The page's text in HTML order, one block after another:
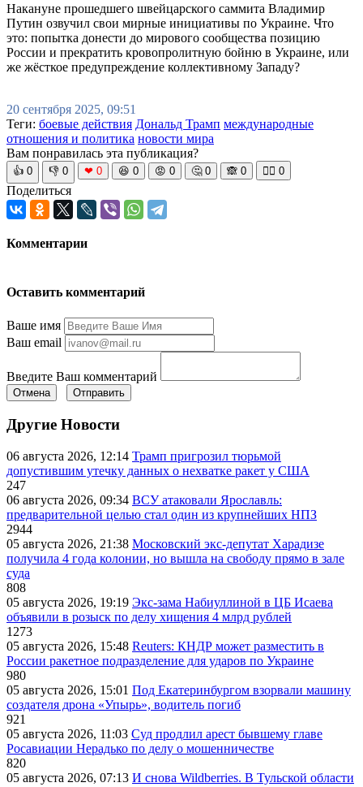
Накануне прошедшего швейцарского саммита Владимир
Путин озвучил свои мирные инициативы по Украине. Что
это: попытка донести до мирового сообщества позицию
России и прекратить кровопролитную бойню в Украине, или
же жёсткое предупреждение коллективному Западу?
20 сентября 2025, 09:51
Теги: боевые действия Дональд Трамп международные
отношения и политика новости мира
Вам понравилась эта публикация?
👍 0 👎 0 ❤ 0 😆 0 😡 0 🤔 0 🙈 0 🧘‍♀️ 0
Поделиться
Комментарии
Оставить комментарий
Ваше имя
Ваш email
Введите Ваш комментарий
Отмена Отправить
Другие Новости
06 августа 2026, 12:14 Трамп пригрозил тюрьмой
допустившим утечку данных о нехватке ракет у США
247
06 августа 2026, 09:34 ВСУ атаковали Ярославль:
предварительной целью стал один из крупнейших НПЗ
2944
05 августа 2026, 21:38 Московский экс-депутат Харадизе
получила 4 года колонии, но вышла на свободу прямо в зале
суда
808
05 августа 2026, 19:19 Экс-зама Набиуллиной в ЦБ Исаева
объявили в розыск по делу хищения 4 млрд рублей
1273
05 августа 2026, 15:48 Reuters: КНДР может разместить в
России ракетное подразделение для ударов по Украине
980
05 августа 2026, 15:01 Под Екатеринбургом взорвали машину
создателя дрона «Упырь», водитель погиб
921
05 августа 2026, 11:03 Суд продлил арест бывшему главе
Росавиации Нерадько по делу о мошенничестве
820
05 августа 2026, 07:13 И снова Wildberries. В Тульской области